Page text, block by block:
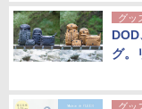
グッ
グ。
グッ